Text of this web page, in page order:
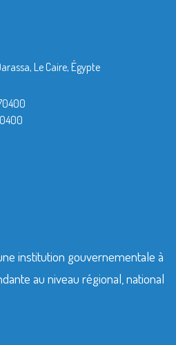
Le Caire, Égypte
institution gouvernementale à
au niveau régional, national